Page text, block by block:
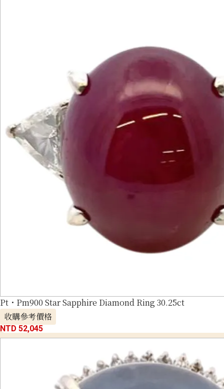
Pt・Pm900 Star Sapphire Diamond Ring 30.25ct
收購參考價格
NTD 52,045